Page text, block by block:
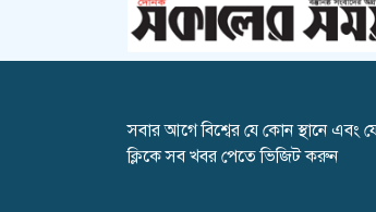
সবার আগে বিশ্বের যে কোন স্থানে
ক্লিকে সব খবর পেতে ভিজিট করুন